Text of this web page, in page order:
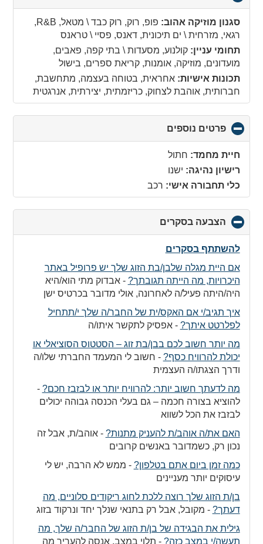
to
collapse
contents
סגנון מוזיקה אהוב:
פופ, רוק, רוק כבד \ מטאל, R&B,
רגאי, מזרחית \ ים תיכונית, דאנס, פסיי \ טראנס
תחומי עניין: קולנוע, מסעדות \ בתי קפה, פאבים,
מועדונים, מוזיקה, אומנות, קריאת ספרים, בישול
תכונות אישיות: אחראית, בטוחה בעצמה, מתחשבת,
חברותית, אוהבת לצחוק, כריזמתית, יצירתית, אנרגטית
פרטים נוספים
to
חיית מחמד: חתול
רישיון נהיגה: ישנו
כלי תחבורה אישי: רכב
הצבעה בסקרים
to
להשתתף בסקרים
אם היית מגלה שלבן/בת הזוג שלך יש פרופיל באתר
היכרויות, מה הייתה תגובתך? -אבדוק מתי הוא/היא
היה/היתה פעיל/ה לאחרונה, אולי מדובר בכרטיס ישן
איך תגיב/י אם האקס/ית של החבר/ה שלך י/תתחיל
לפלרטט איתך? -אפסיק לתקשר איתו/ה
מה יותר חשוב לכם בבן/בת זוג – הסטטוס הסוציאלי או
יכולת להרוויח כסף? - חשוב לי המעמד החברתי שלו/ה
ודרך הצגתו/ה העצמית
מה לדעתך חשוב יותר: להרוויח יותר או לבזבז חכם? -
להוציא בצורה חכמה – גם בעלי הכנסה גבוהה יכולים
לבזבז את הכל לשווא
האם את/ה אוהב/ת להעניק מתנות? -אוהב/ת, אבל זה
נכון רק, כשמדובר באנשים קרובים
כמה זמן ביום אתם בטלפון? - ממש לא הרבה, יש לי
עיסוקים יותר מעניינים
בן/ת הזוג שלך רוצה ללכת לחוג ריקודים סלוניים, מה
דעתך? - מקובל, אבל רק בתנאי שנלך יחד ונרקוד בזוג
גילית את הבגידה של בן/ת הזוג של החבר/ה שלך, מה
תעשה/י במצב כזה? - תלוי במצב. אנסה להעריך מה